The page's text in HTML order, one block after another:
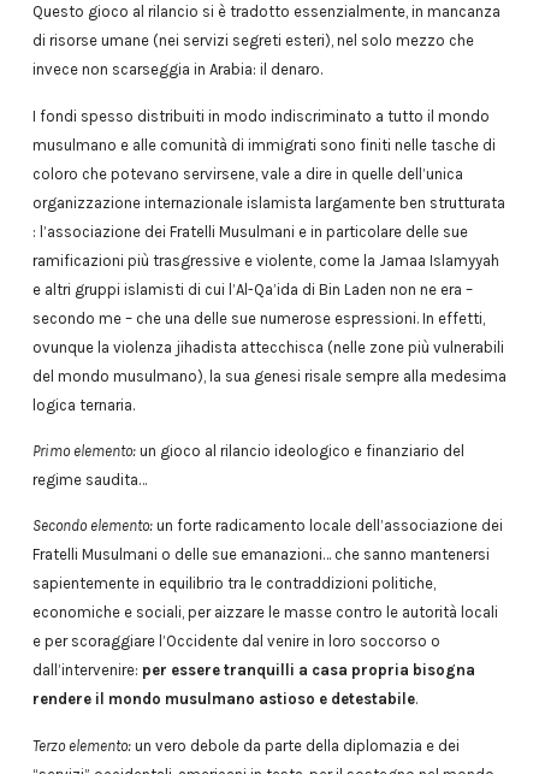
Questo gioco al rilancio si è tradotto essenzialmente, in mancanza
di risorse umane (nei servizi segreti esteri), nel solo mezzo che
invece non scarseggia in Arabia: il denaro.
I fondi spesso distribuiti in modo indiscriminato a tutto il mondo
musulmano e alle comunità di immigrati sono finiti nelle tasche di
coloro che potevano servirsene, vale a dire in quelle dell’unica
organizzazione internazionale islamista largamente ben strutturata
: l’associazione dei Fratelli Musulmani e in particolare delle sue
ramificazioni più trasgressive e violente, come la Jamaa Islamyyah
e altri gruppi islamisti di cui l’Al-Qa’ida di Bin Laden non ne era –
secondo me – che una delle sue numerose espressioni. In effetti,
ovunque la violenza jihadista attecchisca (nelle zone più vulnerabili
del mondo musulmano), la sua genesi risale sempre alla medesima
logica ternaria.
Primo elemento: un gioco al rilancio ideologico e finanziario del
regime saudita…
Secondo elemento:un forte radicamento locale dell’associazione dei
Fratelli Musulmani o delle sue emanazioni… che sanno mantenersi
sapientemente in equilibrio tra le contraddizioni politiche,
economiche e sociali, per aizzare le masse contro le autorità locali
e per scoraggiare l’Occidente dal venire in loro soccorso o
dall’intervenire: per essere tranquilli a casa propria bisogna
rendere il mondo musulmano astioso e detestabile.
Terzo elemento: un vero debole da parte della diplomazia e dei